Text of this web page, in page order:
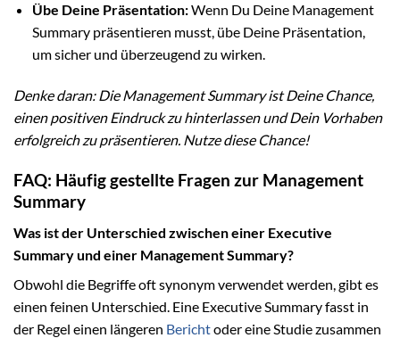
Übe Deine Präsentation:Wenn Du Deine Management
Summary präsentieren musst, übe Deine Präsentation,
um sicher und überzeugend zu wirken.
Denke daran: Die Management Summary ist Deine Chance,
einen positiven Eindruck zu hinterlassen und Dein Vorhaben
erfolgreich zu präsentieren. Nutze diese Chance!
FAQ: Häufig gestellte Fragen zur Management
Summary
Was ist der Unterschied zwischen einer Executive
Summary und einer Management Summary?
Obwohl die Begriffe oft synonym verwendet werden, gibt es
einen feinen Unterschied. Eine Executive Summary fasst in
der Regel einen längeren Berichtoder eine Studie zusammen